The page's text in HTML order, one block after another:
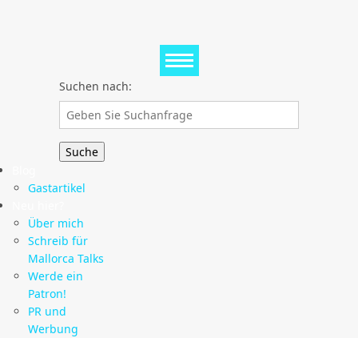
Suchen nach:
Gastartikel
Über mich
Schreib für
Mallorca Talks
Werde ein
Patron!
PR und
Werbung